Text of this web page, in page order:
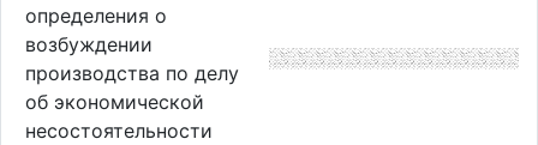
определения о
возбуждении
производства по делу
об экономической
несостоятельности